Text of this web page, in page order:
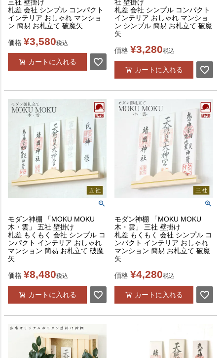
三社 壁掛け
札差 会社 シンプル コンパクト
インテリア おしゃれ マンショ
ン 簡易 お札立て 破魔矢
価格 ¥3,580税込
カートに入れる
社 壁掛け
札差 会社 シンプル コンパクト
インテリア おしゃれ マンショ
ン シンプル 簡易 お札立て 破魔
矢
価格 ¥3,280税込
カートに入れる
モダン神棚 「MOKU MOKU
木・雲」 五社 壁掛け
札差 もくもく 会社 シンプル コ
ンパクト インテリア おしゃれ
マンション 簡易 お札立て 破魔
矢
価格 ¥8,480税込
カートに入れる
モダン神棚 「MOKU MOKU
木・雲」 三社 壁掛け
札差 もくもく 会社 シンプル コ
ンパクト インテリア おしゃれ
マンション 簡易 お札立て 破魔
矢
価格 ¥4,280税込
カートに入れる